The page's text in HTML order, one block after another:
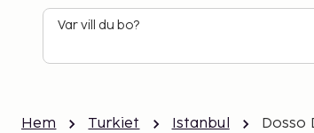
Var vill du bo?
Hem Turkiet Istanbul Dosso